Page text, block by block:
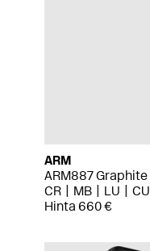
ARM
ARM887 Graphite
CR
MB LU CU
Hinta 660 €